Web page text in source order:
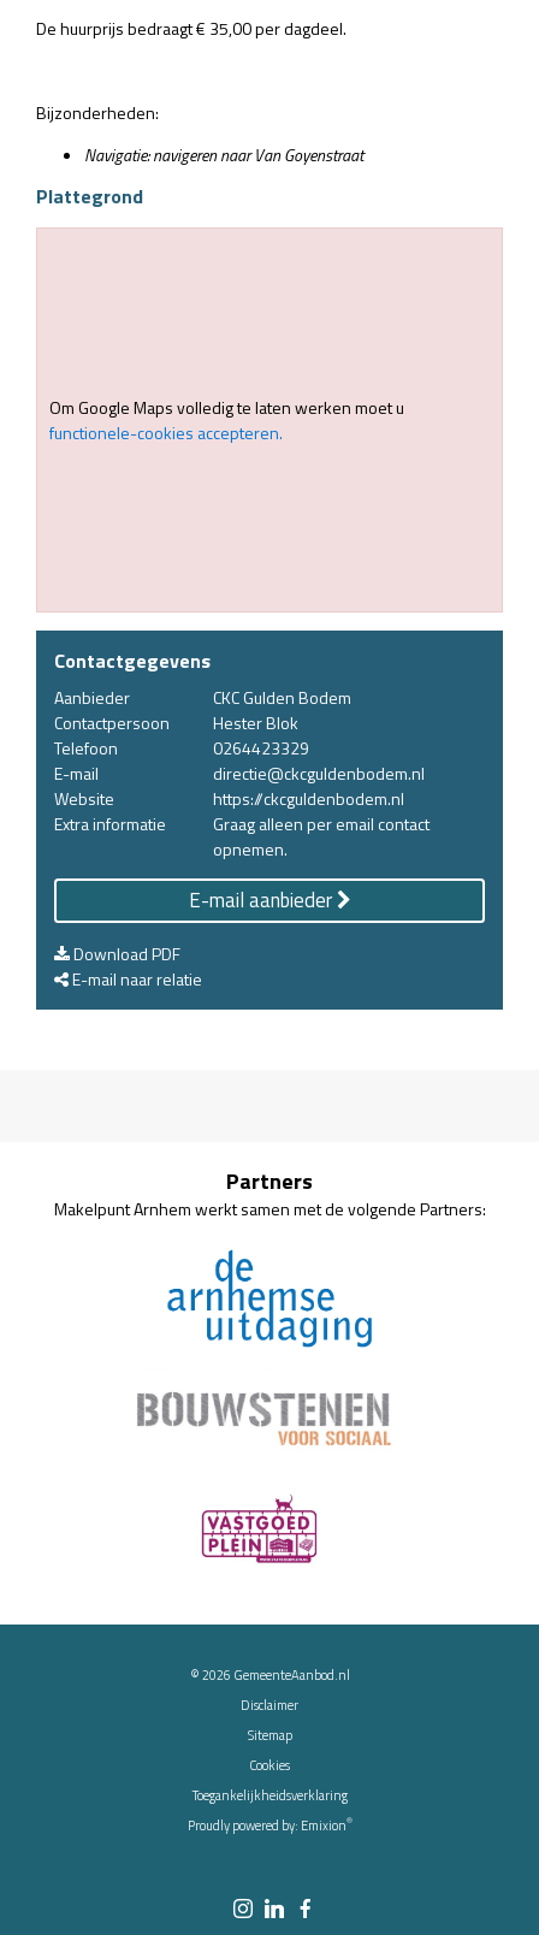
De huurprijs bedraagt € 35,00 per dagdeel.
Bijzonderheden:
Navigatie: navigeren naar Van Goyenstraat
Plattegrond
Om Google Maps volledig te laten werken moet u
functionele-cookies accepteren.
Contactgegevens
Aanbieder
CKC Gulden Bodem
Contactpersoon
Hester Blok
Telefoon
0264423329
E-mail
directie@ckcguldenbodem.nl
Website
https://ckcguldenbodem.nl
Extra informatie
Graag alleen per email contact
opnemen.
E-mail aanbieder
Download PDF
E-mail naar relatie
Partners
Makelpunt Arnhem werkt samen met de volgende Partners:
© 2026 GemeenteAanbod.nl
Disclaimer
Sitemap
Cookies
Toegankelijkheidsverklaring
Proudly powered by: Emixion®